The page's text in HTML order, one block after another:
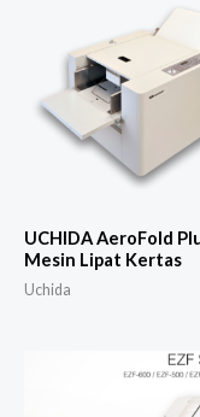
UCHIDA AeroFold
Mesin Lipat Kertas
Uchida